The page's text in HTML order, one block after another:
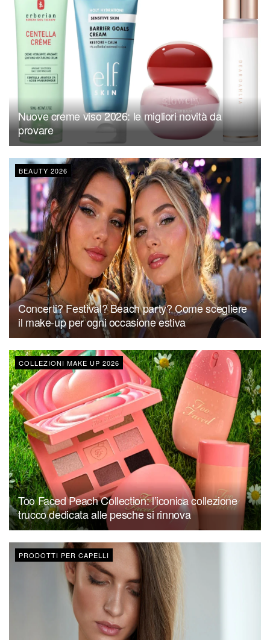
Nuove creme viso 2026: le migliori novità da
provare
BEAUTY 2026
Concerti? Festival? Beach party? Come scegliere
il make-up per ogni occasione estiva
COLLEZIONI MAKE UP 2026
Too Faced Peach Collection: l’iconica collezione
trucco dedicata alle pesche si rinnova
PRODOTTI PER CAPELLI